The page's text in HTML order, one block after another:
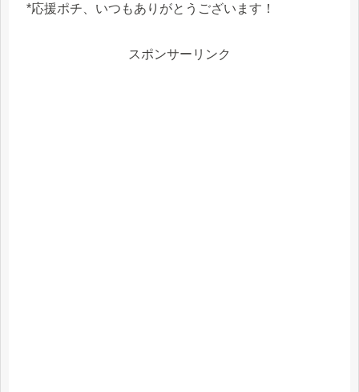
*応援ポチ、いつもありがとうございます！
スポンサーリンク